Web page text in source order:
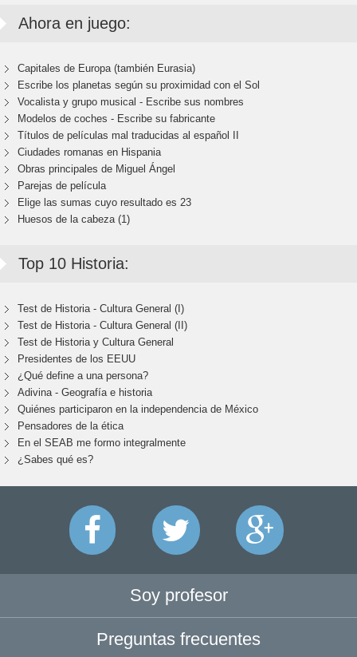
Ahora en juego:
Capitales de Europa (también Eurasia)
Escribe los planetas según su proximidad con el Sol
Vocalista y grupo musical - Escribe sus nombres
Modelos de coches - Escribe su fabricante
Títulos de películas mal traducidas al español II
Ciudades romanas en Hispania
Obras principales de Miguel Ángel
Parejas de película
Elige las sumas cuyo resultado es 23
Huesos de la cabeza (1)
Top 10 Historia:
Test de Historia - Cultura General (I)
Test de Historia - Cultura General (II)
Test de Historia y Cultura General
Presidentes de los EEUU
¿Qué define a una persona?
Adivina - Geografía e historia
Quiénes participaron en la independencia de México
Pensadores de la ética
En el SEAB me formo integralmente
¿Sabes qué es?
Soy profesor
Preguntas frecuentes